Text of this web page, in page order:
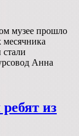
музее прошло
месячника
Анна
из